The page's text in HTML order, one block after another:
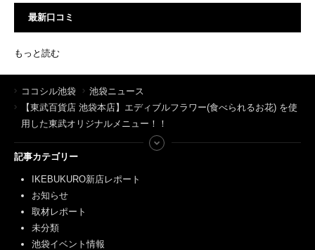
最新口コミ
もっと読む
ココシル池袋
池袋ニュース
【東武百貨店 池袋本店】エディブルフラワー(食べられるお花) を使
用した東武オリジナルメニュー！！
記事カテゴリー
IKEBUKURO新店レポート
お知らせ
取材レポート
未分類
池袋イベント情報